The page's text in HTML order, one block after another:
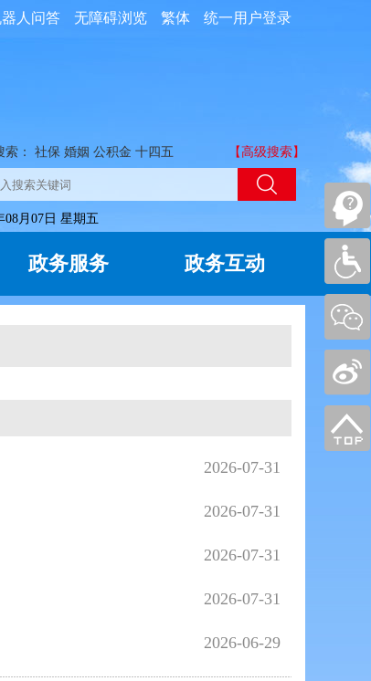
统一用户登录
繁体
无障碍浏览
人问答
索： 社保 婚姻 公积金 十四五 【高级搜索】
08月07日 星期五
政务服务 政务互动
2026-07-31
2026-07-31
2026-07-31
2026-07-31
2026-06-29